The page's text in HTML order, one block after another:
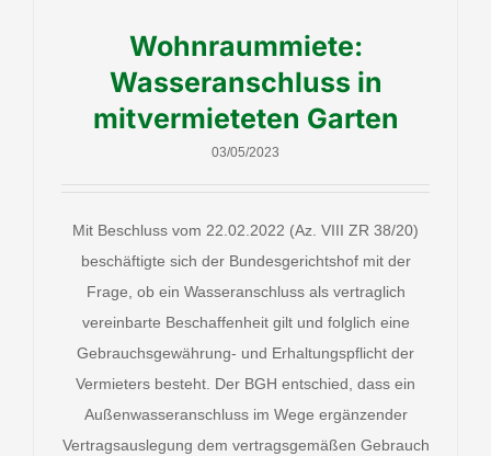
Wohnraummiete:
Wasseranschluss in
mitvermieteten Garten
03/05/2023
Mit Beschluss vom 22.02.2022 (Az. VIII ZR 38/20)
beschäftigte sich der Bundesgerichtshof mit der
Frage, ob ein Wasseranschluss als vertraglich
vereinbarte Beschaffenheit gilt und folglich eine
Gebrauchsgewährung- und Erhaltungspflicht der
Vermieters besteht. Der BGH entschied, dass ein
Außenwasseranschluss im Wege ergänzender
Vertragsauslegung dem vertragsgemäßen Gebrauch